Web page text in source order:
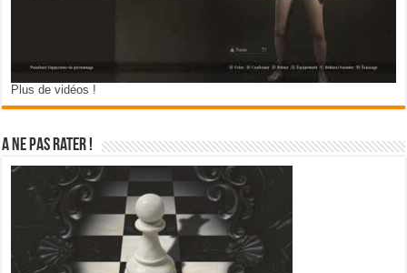
Plus de vidéos !
A ne pas rater !